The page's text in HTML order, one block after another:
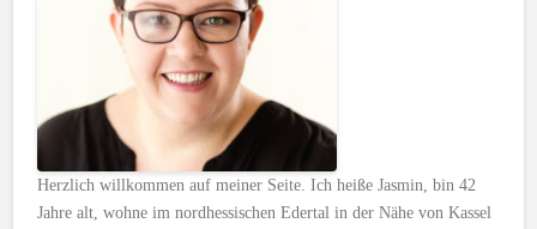
Herzlich willkommen auf meiner Seite. Ich heiße Jasmin, bin 42
Jahre alt, wohne im nordhessischen Edertal in der Nähe von Kassel